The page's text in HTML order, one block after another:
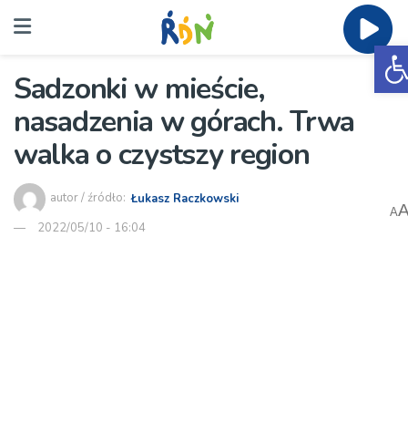
Sadzonki w mieście,
nasadzenia w górach. Trwa
walka o czystszy region
autor / źródło: Łukasz Raczkowski
2022/05/10 - 16:04
A